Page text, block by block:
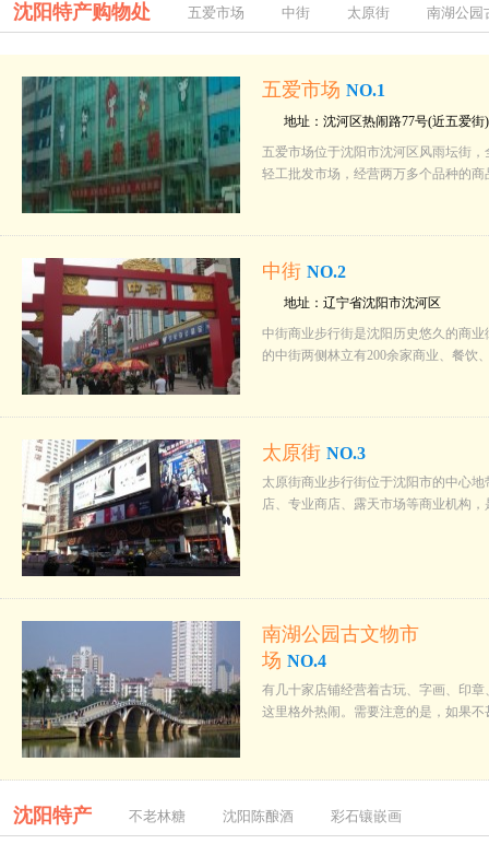
沈阳特产购物处 五爱市场 中街 太原街 南湖公园
五爱市场 NO.1
地址：沈河区热闹路77号(近五爱街)
五爱市场位于沈阳市沈河区风雨坛街
轻工批发市场，经营两万多个品种的
中街 NO.2
地址：辽宁省沈阳市沈河区
中街商业步行街是沈阳历史悠久的商
的中街两侧林立有200余家商业、餐
太原街 NO.3
太原街商业步行街位于沈阳市的中心
店、专业商店、露天市场等商业机构
南湖公园古文物市
场 NO.4
有几十家店铺经营着古玩、字画、印
这里格外热闹。需要注意的是，如果
沈阳特产 不老林糖 沈阳陈酿酒 彩石镶嵌画